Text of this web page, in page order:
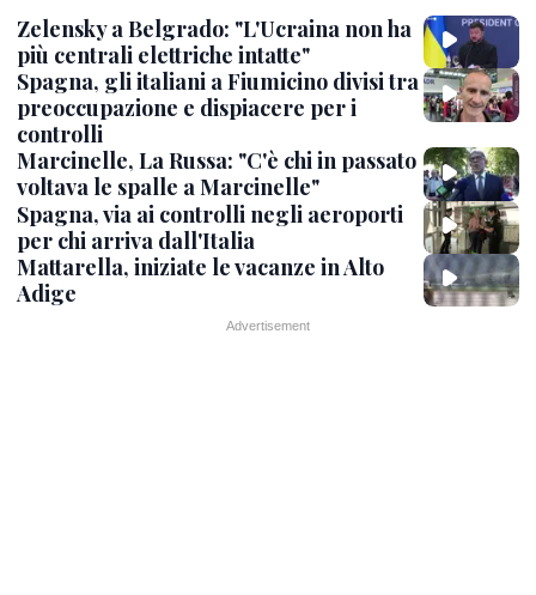
Zelensky a Belgrado: "L'Ucraina non ha
più centrali elettriche intatte"
Spagna, gli italiani a Fiumicino divisi tra
preoccupazione e dispiacere per i
controlli
Marcinelle, La Russa: "C'è chi in passato
voltava le spalle a Marcinelle"
Spagna, via ai controlli negli aeroporti
per chi arriva dall'Italia
Mattarella, iniziate le vacanze in Alto
Adige